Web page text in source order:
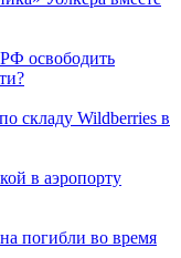
освободить
складу Wildberries в
в аэропорту
погибли во время